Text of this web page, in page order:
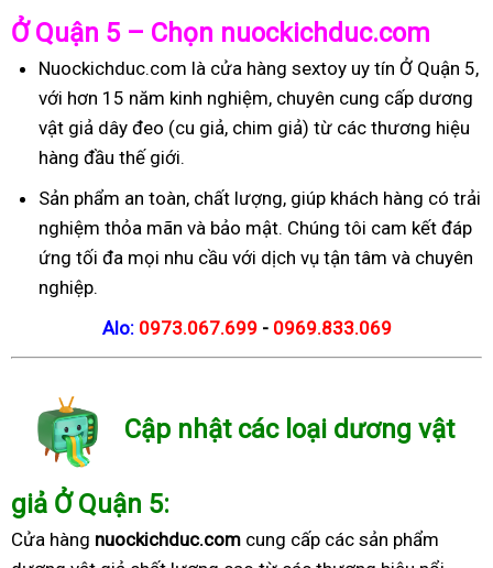
Ở Quận 5 – Chọn nuockichduc.com
Nuockichduc.com là cửa hàng sextoy uy tín Ở Quận 5,
với hơn 15 năm kinh nghiệm, chuyên cung cấp dương
vật giả dây đeo (cu giả, chim giả) từ các thương hiệu
hàng đầu thế giới.
Sản phẩm an toàn, chất lượng, giúp khách hàng có trải
nghiệm thỏa mãn và bảo mật. Chúng tôi cam kết đáp
ứng tối đa mọi nhu cầu với dịch vụ tận tâm và chuyên
nghiệp.
Alo:0973.067.699 - 0969.833.069
Cập nhật các loại dương vật
giả Ở Quận 5:
Cửa hàng nuockichduc.com cung cấp các sản phẩm